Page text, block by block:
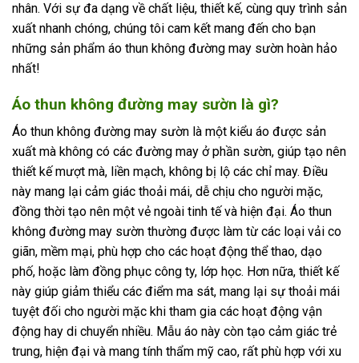
nhân. Với sự đa dạng về chất liệu, thiết kế, cùng quy trình sản
xuất nhanh chóng, chúng tôi cam kết mang đến cho bạn
những sản phẩm áo thun không đường may sườn hoàn hảo
nhất!
Áo thun không đường may sườn là gì?
Áo thun không đường may sườn là một kiểu áo được sản
xuất mà không có các đường may ở phần sườn, giúp tạo nên
thiết kế mượt mà, liền mạch, không bị lộ các chỉ may. Điều
này mang lại cảm giác thoải mái, dễ chịu cho người mặc,
đồng thời tạo nên một vẻ ngoài tinh tế và hiện đại. Áo thun
không đường may sườn thường được làm từ các loại vải co
giãn, mềm mại, phù hợp cho các hoạt động thể thao, dạo
phố, hoặc làm đồng phục công ty, lớp học. Hơn nữa, thiết kế
này giúp giảm thiểu các điểm ma sát, mang lại sự thoải mái
tuyệt đối cho người mặc khi tham gia các hoạt động vận
động hay di chuyển nhiều. Mẫu áo này còn tạo cảm giác trẻ
trung, hiện đại và mang tính thẩm mỹ cao, rất phù hợp với xu